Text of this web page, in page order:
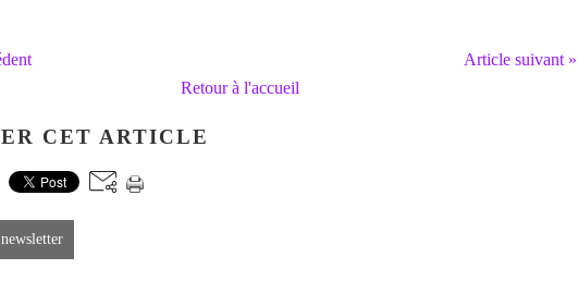
Article suivant »
Retour à l'accueil
CET ARTICLE